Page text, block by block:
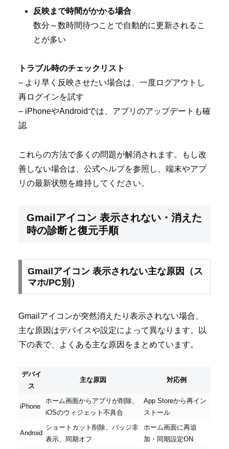
反映まで時間がかかる場合
数分～数時間待つことで自動的に更新されるこ
とが多い
トラブル時のチェックリスト
– より早く反映させたい場合は、一度ログアウトし
再ログインを試す
– iPhoneやAndroidでは、アプリのアップデートも確
認
これらの方法で多くの問題が解消されます。もし改
善しない場合は、公式ヘルプを参照し、端末やアプ
リの最新状態を維持してください。
Gmailアイコン 表示されない・消えた
時の診断と復元手順
Gmailアイコン 表示されない主な原因（ス
マホ/PC別）
Gmailアイコンが突然消えたり表示されない場合、
主な原因はデバイスや設定によって異なります。以
下の表で、よくある主な原因をまとめています。
デバイ
ス
主な原因 対応例
iPhone
ホーム画面からアプリが削除、
iOSのウィジェット不具合
App Storeから再イン
ストール
Android
ショートカット削除、バッジ非
表示、同期オフ
ホーム画面に再追
加・同期設定ON